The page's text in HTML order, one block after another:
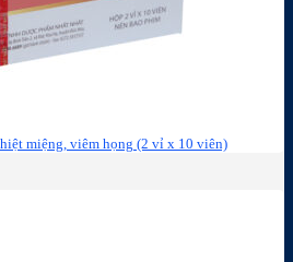
miệng, viêm họng (2 vỉ x 10 viên)